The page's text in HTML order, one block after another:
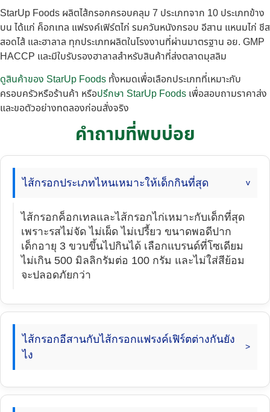
StarUp Foods ผลิตไส้กรอกครอบคลุม 7 ประเภทจาก 10 ประเภทข้าง
บน ได้แก่ ค็อกเทล แฟรงค์เฟิร์ตไก่ รมควันหนังกรอบ อีสาน แหนมไก่ ชีส
สอดไส้ และฮาลาล ทุกประเภทผลิตในโรงงานที่ผ่านมาตรฐาน อย. GMP
HACCP และมีใบรับรองฮาลาลสำหรับสินค้าที่ส่งตลาดมุสลิม
ดูสินค้าของ StarUp Foods ทั้งหมดเพื่อเลือกประเภทที่เหมาะกับ
ครอบครัวหรือร้านค้า หรือปรึกษา StarUp Foods เพื่อสอบถามราคาส่ง
และขอตัวอย่างทดลองก่อนสั่งจริง
คำถามที่พบบ่อย
ไส้กรอกประเภทไหนเหมาะให้เด็กกินที่สุด
ไส้กรอกค็อกเทลและไส้กรอกไก่เหมาะกับเด็กที่สุด
เพราะรสไม่จัด ไม่เผ็ด ไม่เปรี้ยว ขนาดพอดีปาก
เด็กอายุ 3 ขวบขึ้นไปกินได้ เลือกแบรนด์ที่โซเดียม
ไม่เกิน 500 มิลลิกรัมต่อ 100 กรัม และไม่ใส่สีย้อม
จะปลอดภัยกว่า
ไส้กรอกอีสานกับไส้กรอกแฟรงค์เฟิร์ตต่างกันยัง
ไง